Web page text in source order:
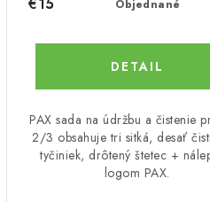
Objednané
DETAIL
PAX sada na údržbu a čistenie
2/3 obsahuje tri sitká, desať
tyčiniek, drôtený štetec +
logom PAX.